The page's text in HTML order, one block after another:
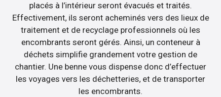
placés à l’intérieur seront évacués et traités.
Effectivement, ils seront acheminés vers des lieux de
traitement et de recyclage professionnels où les
encombrants seront gérés. Ainsi, un conteneur à
déchets simplifie grandement votre gestion de
chantier. Une benne vous dispense donc d’effectuer
les voyages vers les déchetteries, et de transporter
les encombrants.